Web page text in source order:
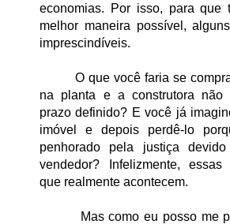
economias. Por isso, para que
melhor maneira possível,
imprescindíveis.
O que você faria se
na planta e a construtora não
prazo definido? E você já
imóvel e depois perdê-lo
penhorado pela justiça
vendedor? Infelizmente,
que realmente acontecem.
Mas como eu posso me